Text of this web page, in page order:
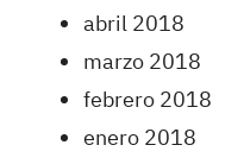
abril 2018
marzo 2018
febrero 2018
enero 2018